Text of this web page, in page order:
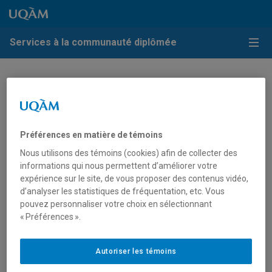
Passer au contenu
Accéder au menu principal
Accéder à la recherche
Passer au contenu
Accéder au menu principal
Services à la communauté diplômée
Menu
renseignements personnels
recueillis par un moyen
technologique
L’Université du Québec à Montréal (UQAM) s’engage à
respecter la confidentialité des renseignements
personnels qui lui sont confiés par sa communauté et
protection. L’Université est d’ailleurs soumise à la
Loi sur
l’accès aux documents des organismes publics et sur la
Préférences en matière de témoins
Nous utilisons des témoins (cookies) afin de collecter des
informations qui nous permettent d’améliorer votre
expérience sur le site, de vous proposer des contenus vidéo,
d’analyser les statistiques de fréquentation, etc. Vous
pouvez personnaliser votre choix en sélectionnant
« Préférences ».
Autoriser les témoins